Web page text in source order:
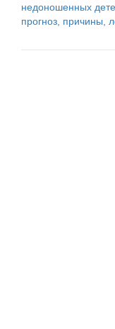
недоношенных
прогноз, причины,